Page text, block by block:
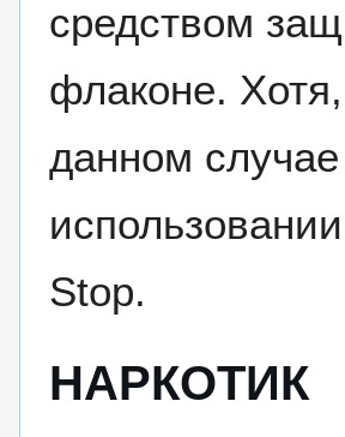
средством
флаконе.
данном
Stop.
НАРКОТИК